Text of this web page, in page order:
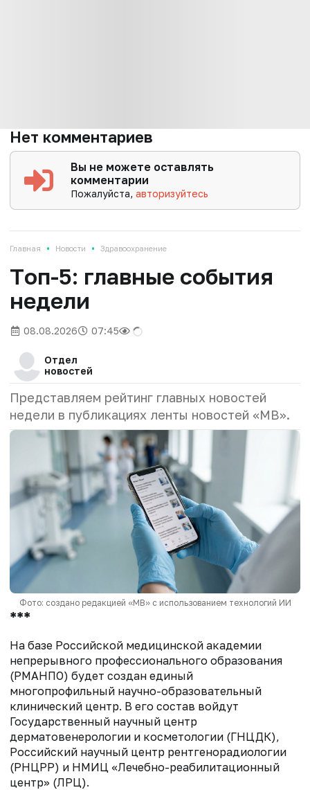
Нет комментариев
Вы не можете оставлять
комментарии
Пожалуйста,авторизуйтесь
Главная • Новости • Здравоохранение
Tоп-5: главные события
недели
08.08.2026 07:45
Отдел
новостей
Представляем рейтинг главных новостей
недели в публикациях ленты новостей «МВ».
Фото: создано редакцией «МВ» с использованием технологий ИИ
***
На базе Российской медицинской академии
непрерывного профессионального образования
(РМАНПО) будет создан единый
многопрофильный научно-образовательный
клинический центр. В его состав войдут
Государственный научный центр
дерматовенерологии и косметологии (ГНЦДК),
Российский научный центр рентгенорадиологии
(РНЦРР) и НМИЦ «Лечебно-реабилитационный
центр» (ЛРЦ).